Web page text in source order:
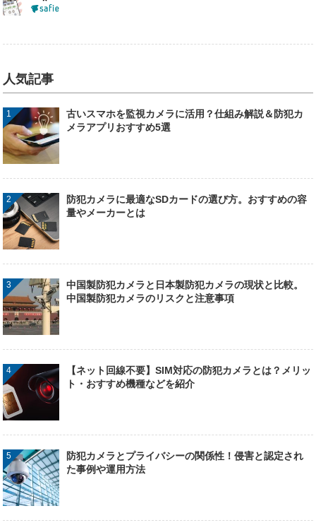
人気記事
古いスマホを監視カメラに活用？仕組み解説＆防犯カ
メラアプリおすすめ5選
防犯カメラに最適なSDカードの選び方。おすすめの容
量やメーカーとは
中国製防犯カメラと日本製防犯カメラの現状と比較。
中国製防犯カメラのリスクと注意事項
【ネット回線不要】SIM対応の防犯カメラとは？メリッ
ト・おすすめ機種などを紹介
防犯カメラとプライバシーの関係性！侵害と認定され
た事例や運用方法